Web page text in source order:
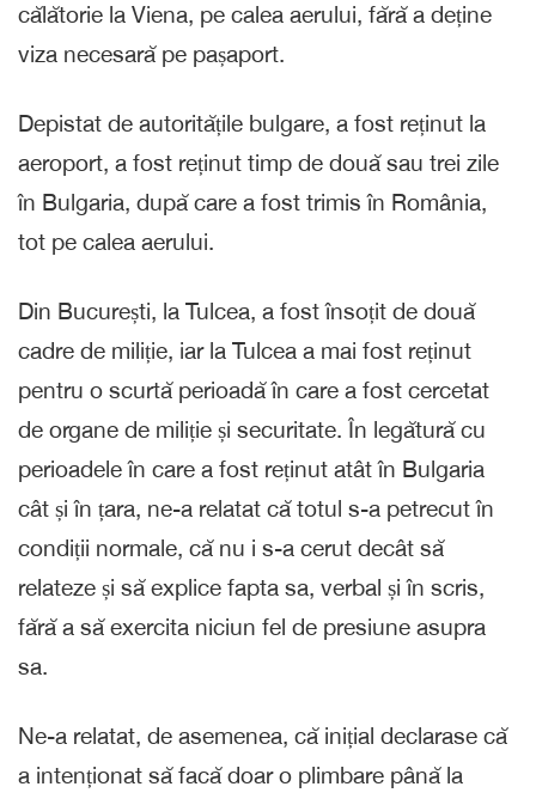
călătorie la Viena, pe calea aerului, fără a deține
viza necesară pe pașaport.
Depistat de autoritățile bulgare, a fost reținut la
aeroport, a fost reținut timp de două sau trei zile
în Bulgaria, după care a fost trimis în România,
tot pe calea aerului.
Din București, la Tulcea, a fost însoțit de două
cadre de miliție, iar la Tulcea a mai fost reținut
pentru o scurtă perioadă în care a fost cercetat
de organe de miliție și securitate. În legătură cu
perioadele în care a fost reținut atât în Bulgaria
cât și în țara, ne-a relatat că totul s-a petrecut în
condiții normale, că nu i s-a cerut decât să
relateze și să explice fapta sa, verbal și în scris,
fără a să exercita niciun fel de presiune asupra
sa.
Ne-a relatat, de asemenea, că inițial declarase că
a intenționat să facă doar o plimbare până la